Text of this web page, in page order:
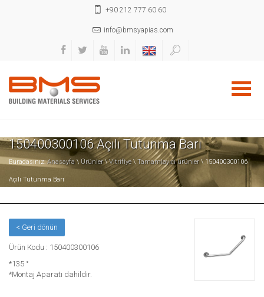
+90 212 777 60 60
info@bmsyapias.com
150400300106 Açılı Tutunma Barı
Buradasınız: Anasayfa \ Ürünler\Vitrifiye\ Tamamlayıcı ürünler\ 150400300106
Açılı Tutunma Barı
< Geri dönün
Ürün Kodu : 150400300106
*135 °
*Montaj Aparatı dahildir.